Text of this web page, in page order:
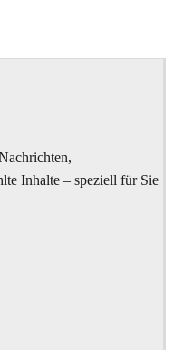
Inhalte – speziell für Sie